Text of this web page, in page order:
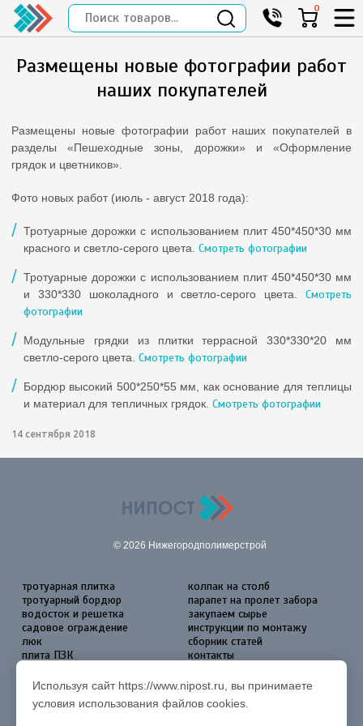
0
Размещены новые фотографии работ
наших покупателей
Размещены новые фотографии работ наших покупателей в
разделы «Пешеходные зоны, дорожки» и «Оформление
грядок и цветников».
Фото новых работ (июль - август 2018 года):
Тротуарные дорожки с использованием плит 450*450*30 мм
красного и светло-серого цвета. Смотреть фотографии
Тротуарные дорожки с использованием плит 450*450*30 мм
и 330*330 шоколадного и светло-серого цвета. Смотреть
фотографии
Модульные грядки из плитки террасной 330*330*20 мм
светло-серого цвета. Смотреть фотографии
Бордюр высокий 500*250*55 мм, как основание для теплицы
и материал для тепличных грядок. Смотреть фотографии
14 сентября 2018
© 2026 Нижегородполимерстрой
тротуарная плитка
тротуарный бордюр
водосток и решетка
садовое ограждение
люк
плита ПЗК
колпак на столб
парапет на пролет забора
закупаем сырье
инструкции по монтажу
сборник статей
контакты
персональных данных
Используя сайт https://www.nipost.ru, вы принимаете
условия использования файлов cookies.